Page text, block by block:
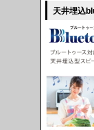
天井埋込